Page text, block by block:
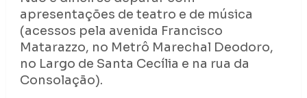
apresentações de teatro e de música
(acessos pela avenida Francisco
Matarazzo, no Metrô Marechal Deodoro,
no Largo de Santa Cecília e na rua da
Consolação).